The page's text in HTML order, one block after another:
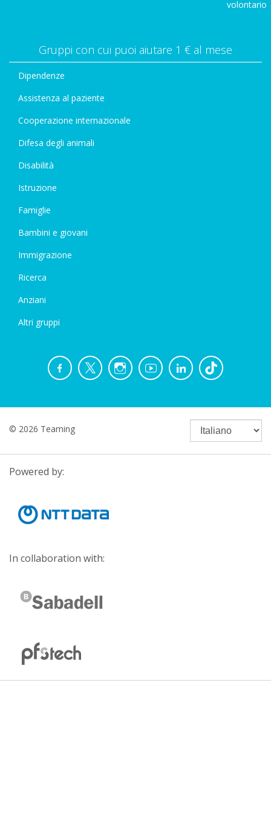
volontario
Gruppi con cui puoi aiutare 1 € al mese
Dipendenze
Assistenza al paziente
Cooperazione internazionale
Difesa degli animali
Disabilità
Istruzione
Famiglie
Bambini e giovani
Immigrazione
Ricerca
Anziani
Altri gruppi
© 2026 Teaming
Powered by:
In collaboration with: